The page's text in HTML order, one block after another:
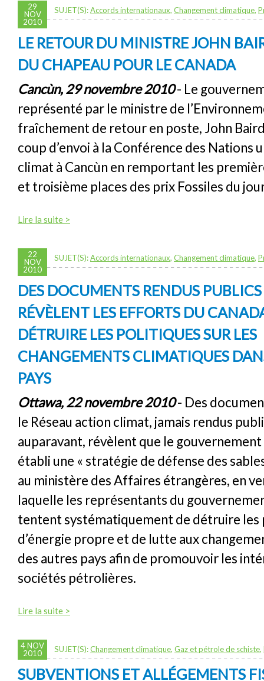
29
NOV
2010
SUJET(S):Accords internationaux, Changement climatique,
LE RETOUR DU MINISTRE JOHN
DU CHAPEAU POUR LE CANADA
Cancùn, 29 novembre 2010- Le
représenté par le ministre de
fraîchement de retour en poste, John
coup d’envoi à la Conférence des Nations
climat à Cancùn en remportant les
et troisième places des prix Fossiles du
Lire la suite >
22
NOV
2010
SUJET(S):Accords internationaux, Changement climatique,
DES DOCUMENTS RENDUS
RÉVÈLENT LES EFFORTS DU
DÉTRUIRE LES POLITIQUES SUR LES
CHANGEMENTS CLIMATIQUES
PAYS
Ottawa, 22 novembre 2010- Des
le Réseau action climat, jamais rendus
auparavant, révèlent que le gouvernement
établi une « stratégie de défense des
au ministère des Affaires étrangères, en
laquelle les représentants du
tentent systématiquement de détruire les
d’énergie propre et de lutte aux
des autres pays afin de promouvoir les
sociétés pétrolières.
Lire la suite >
4 NOV
2010
SUJET(S):Changement climatique, Gaz et pétrole de schiste,
SUBVENTIONS ET ALLÉGEMENTS